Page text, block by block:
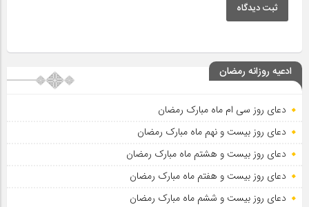
ثبت دیدگاه
ادعیه روزانه رمضان
دعای روز سی ام ماه مبارک رمضان
دعای روز بیست و نهم ماه مبارک رمضان
دعای روز بیست و هشتم ماه مبارک رمضان
دعای روز بیست و هفتم ماه مبارک رمضان
دعای روز بیست و ششم ماه مبارک رمضان